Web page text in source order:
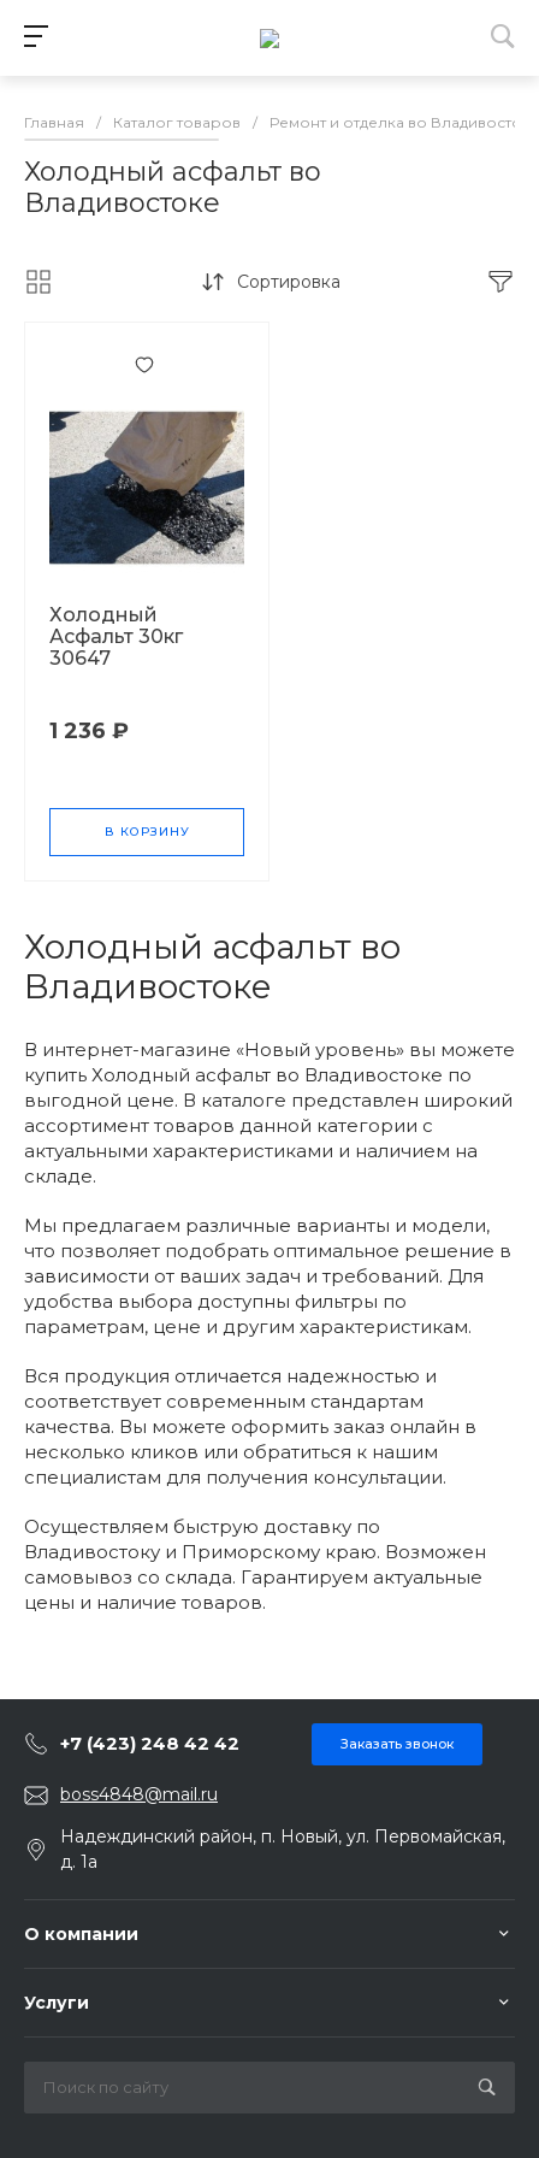
Главная / Каталог товаров / Ремонт и отделка во Владивостоке
Холодный асфальт во
Владивостоке
Сортировка
Холодный
Асфальт 30кг
30647
1 236 ₽
В КОРЗИНУ
Холодный асфальт во
Владивостоке
В интернет-магазине «Новый уровень» вы можете
купить Холодный асфальт во Владивостоке по
выгодной цене. В каталоге представлен широкий
ассортимент товаров данной категории с
актуальными характеристиками и наличием на
складе.
Мы предлагаем различные варианты и модели,
что позволяет подобрать оптимальное решение в
зависимости от ваших задач и требований. Для
удобства выбора доступны фильтры по
параметрам, цене и другим характеристикам.
Вся продукция отличается надежностью и
соответствует современным стандартам
качества. Вы можете оформить заказ онлайн в
несколько кликов или обратиться к нашим
специалистам для получения консультации.
Осуществляем быструю доставку по
Владивостоку и Приморскому краю. Возможен
самовывоз со склада. Гарантируем актуальные
цены и наличие товаров.
+7 (423) 248 42 42 Заказать звонок
boss4848@mail.ru
Надеждинский район, п. Новый, ул. Первомайская,
д. 1а
О компании
Услуги